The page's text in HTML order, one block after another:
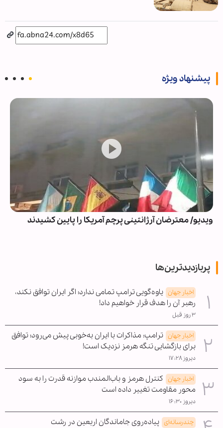
پیشنهاد ویژه
ویدیو/ معترضان آرژانتینی پرچم آمریکا را پایین کشیدند
پربازدیدترین‌ها
اخبار جهان یاوه‌گویی ترامپ تمامی ندارد؛ اگر ایران توافق نکند،
رهبر آن را هدف قرار خواهیم داد!
۳ روز قبل
اخبار جهان ترامپ: مذاکرات با ایران به‌خوبی پیش می‌رود؛ توافق
برای بازگشایی تنگه هرمز نزدیک است!
دیروز ۱۷:۲۸
اخبار جهان کنترل هرمز و باب‌المندب موازنه قدرت را به سود
محور مقاومت تغییر داده است
دیروز ۱۶:۳۰
چندرسانه‌ای پیاده‌روی جاماندگان اربعین در رشت